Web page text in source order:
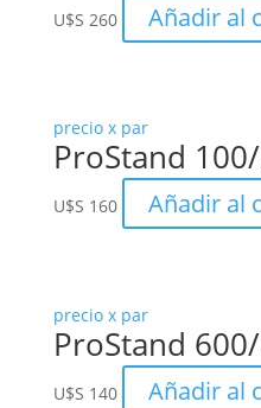
U$S 260 Añadir al
precio x par
ProStand
U$S 160 Añadir al
precio x par
ProStand
U$S 140 Añadir al